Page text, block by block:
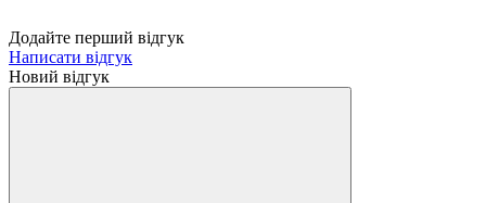
Додайте перший відгук
Написати відгук
Новий відгук